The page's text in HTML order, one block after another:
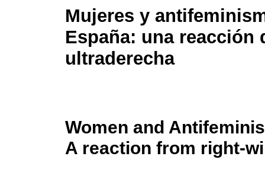
Mujeres y
España: una reacción
ultraderecha
Women and
A reaction from right-